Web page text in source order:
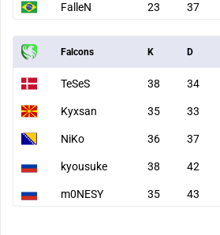
FalleN 23 37
Falcons K D
TeSeS 38 34
Kyxsan 35 33
NiKo 36 37
kyousuke 38 42
m0NESY 35 43